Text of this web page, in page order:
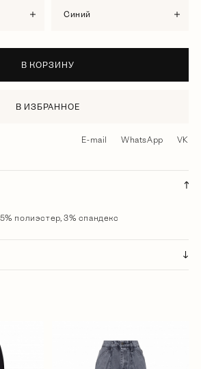
синий
В КОРЗИНУ
В ИЗБРАННОЕ
E-mail WhatsApp VK
полиэстер, 3% спандекс